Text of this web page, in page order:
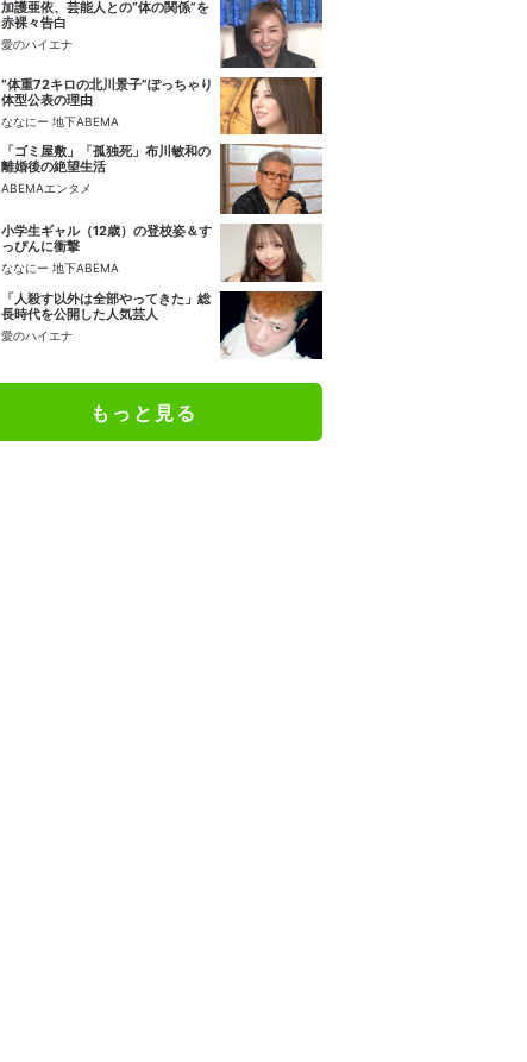
加護亜依、芸能人との“体の関係”を
赤裸々告白
愛のハイエナ
“体重72キロの北川景子”ぽっちゃり
体型公表の理由
ななにー 地下ABEMA
「ゴミ屋敷」「孤独死」布川敏和の
離婚後の絶望生活
ABEMAエンタメ
小学生ギャル（12歳）の登校姿＆す
っぴんに衝撃
ななにー 地下ABEMA
「人殺す以外は全部やってきた」総
長時代を公開した人気芸人
愛のハイエナ
もっと見る